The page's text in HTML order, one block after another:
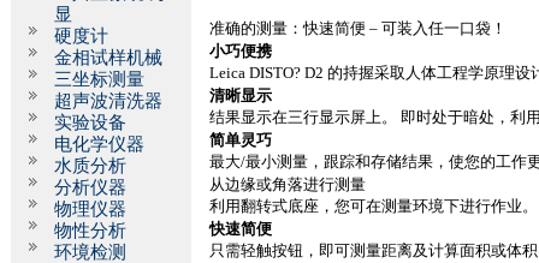
显
硬度计
金相试样机械
三坐标测量
超声波清洗器
实验设备
电化学仪器
水质分析
分析仪器
物理仪器
物性分析
环境检测
准确的测量：快速简便 – 可装入任一口袋！
小巧便携
Leica DISTO? D2的持握采取人体工程学原理设
清晰显示
结果显示在三行显示屏上。 即时处于暗处，利
简单灵巧
最大/最小测量，跟踪和存储结果，使您的工作
从边缘或角落进行测量
利用翻转式底座，您可在测量环境下进行作业。
快速简便
只需轻触按钮，即可测量距离及计算面积或体